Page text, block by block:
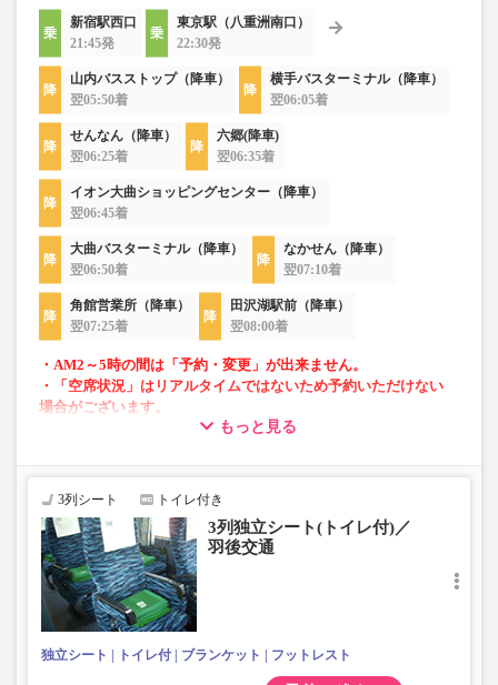
新宿駅西口
21:45発
東京駅（八重洲南口）
22:30発
山内バスストップ（降車）
翌05:50着
横手バスターミナル（降車）
翌06:05着
せんなん（降車）
翌06:25着
六郷(降車)
翌06:35着
イオン大曲ショッピングセンター（降車）
翌06:45着
大曲バスターミナル（降車）
翌06:50着
なかせん（降車）
翌07:10着
角館営業所（降車）
翌07:25着
田沢湖駅前（降車）
翌08:00着
・AM2～5時の間は「予約・変更」が出来ません。
・「空席状況」はリアルタイムではないため予約いただけない
場合がございます。
・長旅も安心の車内トイレ完備
・車内を常時換気、車内を清掃・除菌"
もっと見る
3列シート トイレ付き
3列独立シート(トイレ付)／
羽後交通
独立シート トイレ付 ブランケット フットレスト